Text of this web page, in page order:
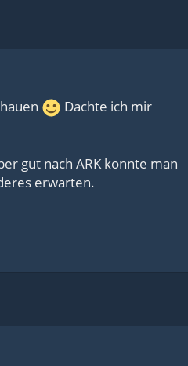
Dachte ich mir
gut nach ARK konnte man
erwarten.